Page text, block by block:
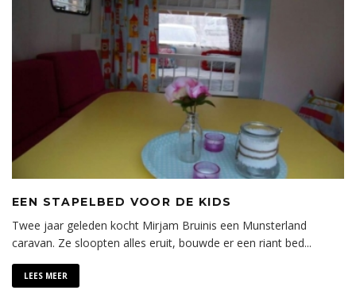
EEN STAPELBED VOOR DE KIDS
Twee jaar geleden kocht Mirjam Bruinis een Munsterland
caravan. Ze sloopten alles eruit, bouwde er een riant bed...
LEES MEER